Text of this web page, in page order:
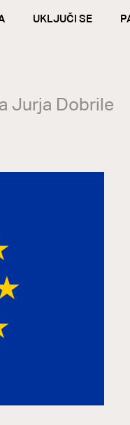
UKLJUČI SE
Jurja Dobrile